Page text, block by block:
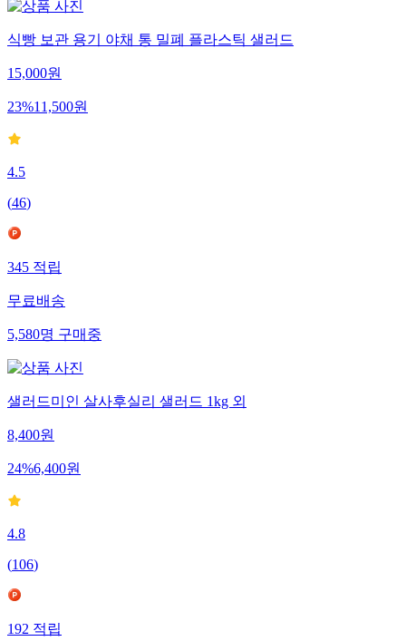
식빵 보관 용기 야채 통 밀폐 플라스틱 샐러드
15,000원
23%11,500원
4.5
(46)
345적립
무료배송
5,580명구매중
샐러드미인 살사후실리 샐러드 1kg 외
8,400원
24%6,400원
4.8
(106)
192적립